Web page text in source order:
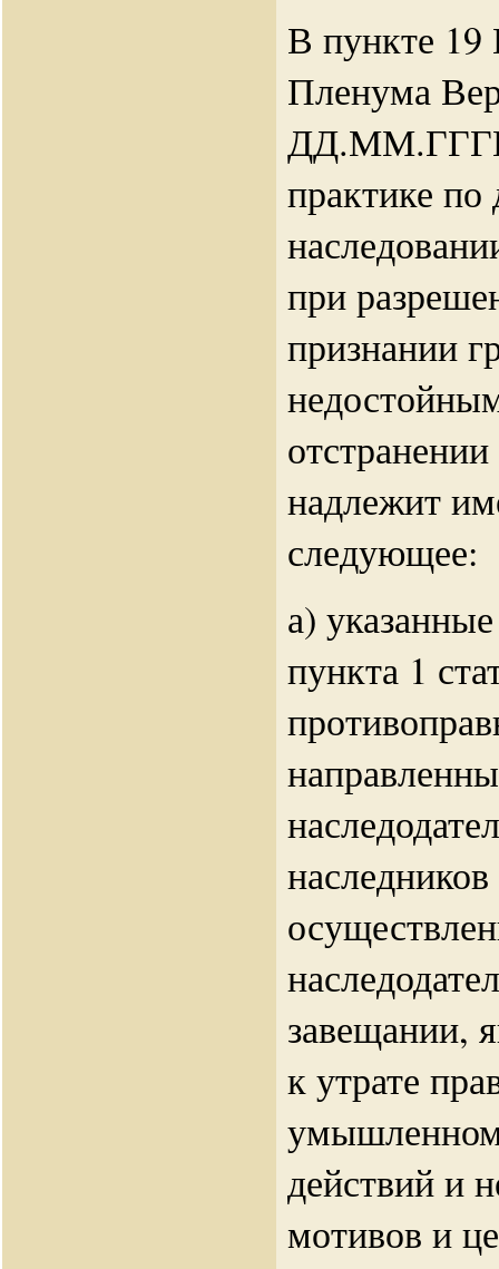
В пункте 19
Пленума
практике по
при
признании
надлежит
следующее:
а)
пункта 1
завещании,
к утрате
умышленном
действий и
мотивов и